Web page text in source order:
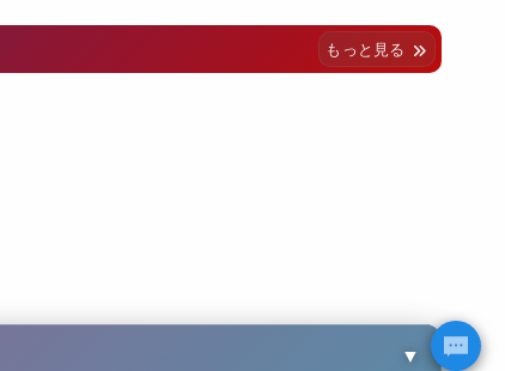
もっと見る
▼